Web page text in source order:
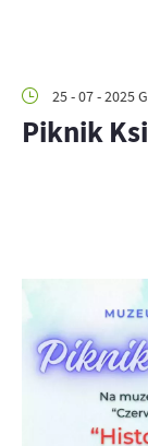
25 - 07 - 2025
Piknik